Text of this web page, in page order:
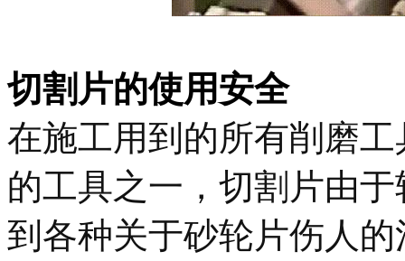
切割片的使用安全
在施工用到的所有削磨
的工具之一，切割片由
到各种关于砂轮片伤人